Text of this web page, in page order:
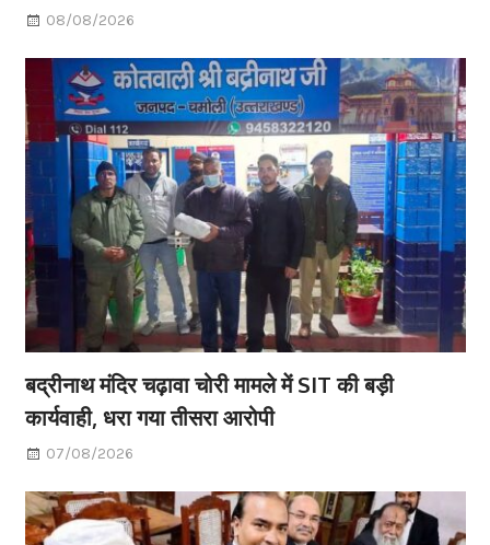
08/08/2026
बद्रीनाथ मंदिर चढ़ावा चोरी मामले में SIT की बड़ी
कार्यवाही, धरा गया तीसरा आरोपी
07/08/2026